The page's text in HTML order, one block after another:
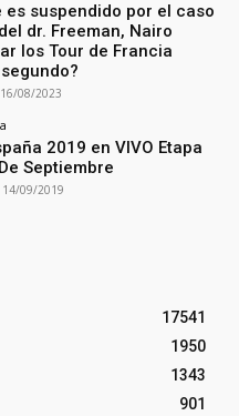
es suspendido por el caso
dr. Freeman, Nairo
los Tour de Francia
16/08/2023
2019 en VIVO Etapa
Septiembre
14/09/2019
17541
1950
1343
901